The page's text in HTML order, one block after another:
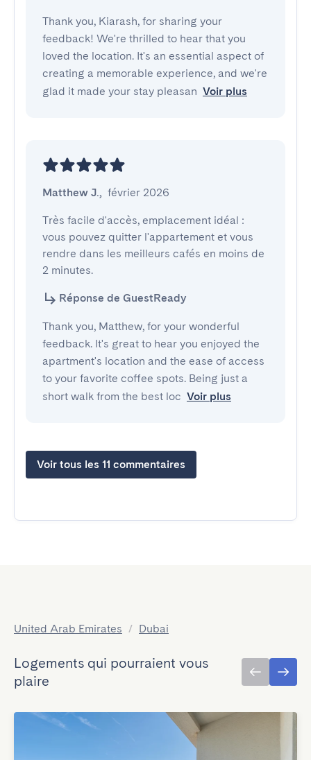
Thank you, Kiarash, for sharing your
feedback! We're thrilled to hear that you
loved the location. It's an essential aspect of
creating a memorable experience, and we're
glad it made your stay pleasan Voir plus
Matthew J., février 2026
Très facile d'accès, emplacement idéal :
vous pouvez quitter l'appartement et vous
rendre dans les meilleurs cafés en moins de
2 minutes.
Réponse de GuestReady
Thank you, Matthew, for your wonderful
feedback. It's great to hear you enjoyed the
apartment's location and the ease of access
to your favorite coffee spots. Being just a
short walk from the best loc Voir plus
Voir tous les 11 commentaires
United Arab Emirates / Dubai
Logements qui pourraient vous
plaire